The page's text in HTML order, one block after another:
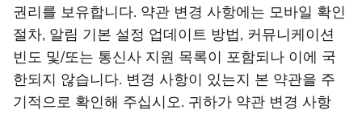
권리를 보유합니다. 약관 변경 사항에는 모바일 확인
절차, 알림 기본 설정 업데이트 방법, 커뮤니케이션
빈도 및/또는 통신사 지원 목록이 포함되나 이에 국
한되지 않습니다. 변경 사항이 있는지 본 약관을 주
기적으로 확인해 주십시오. 귀하가 약관 변경 사항